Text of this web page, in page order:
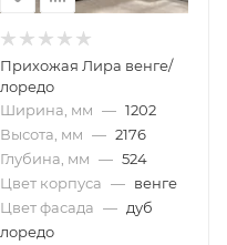
Прихожая Лира венге/
лоредо
Ширина, мм — 1202
Высота, мм — 2176
Глубина, мм — 524
Цвет корпуса — венге
Цвет фасада — дуб
лоредо